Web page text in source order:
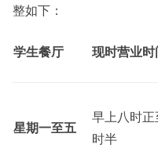
公告
整如下：
学生餐厅 现时营业时
星期一至五
早上八时
时半